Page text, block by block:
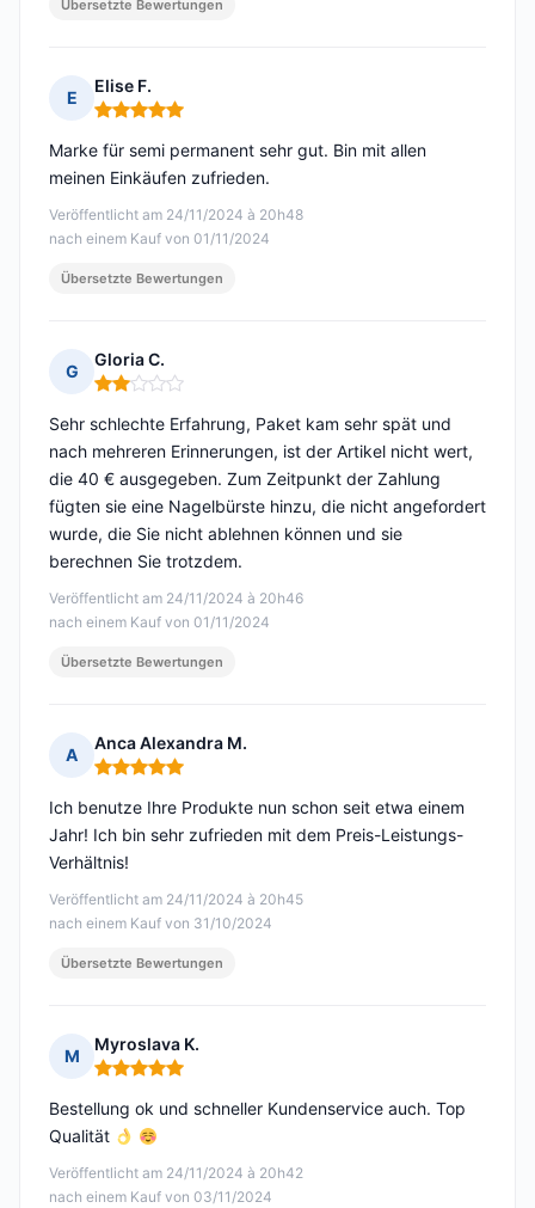
Übersetzte Bewertungen
E
Elise F.
Hinweis: 5 von 5
Veröffentlicht am 24/11/2024 à 20h48
nach einem Kauf von 01/11/2024
Marke für semi permanent sehr gut. Bin mit allen
meinen Einkäufen zufrieden.
Übersetzte Bewertungen
G
Gloria C.
Hinweis: 2 von 5
Veröffentlicht am 24/11/2024 à 20h46
nach einem Kauf von 01/11/2024
Sehr schlechte Erfahrung, Paket kam sehr spät und
nach mehreren Erinnerungen, ist der Artikel nicht wert,
die 40 € ausgegeben. Zum Zeitpunkt der Zahlung
fügten sie eine Nagelbürste hinzu, die nicht angefordert
wurde, die Sie nicht ablehnen können und sie
berechnen Sie trotzdem.
Übersetzte Bewertungen
A
Anca Alexandra M.
Hinweis: 5 von 5
Veröffentlicht am 24/11/2024 à 20h45
nach einem Kauf von 31/10/2024
Ich benutze Ihre Produkte nun schon seit etwa einem
Jahr! Ich bin sehr zufrieden mit dem Preis-Leistungs-
Verhältnis!
Übersetzte Bewertungen
M
Myroslava K.
Hinweis: 5 von 5
Veröffentlicht am 24/11/2024 à 20h42
nach einem Kauf von 03/11/2024
Bestellung ok und schneller Kundenservice auch. Top
Qualität